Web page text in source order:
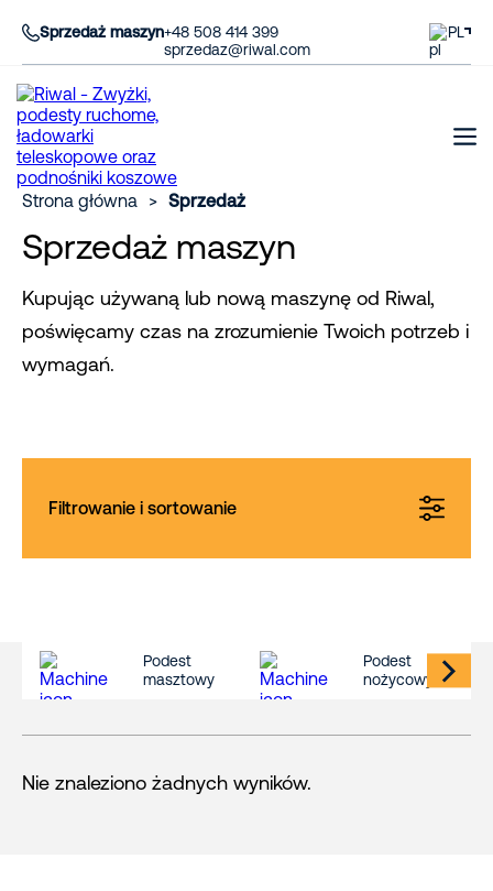
Sprzedaż maszyn+48 508 414 399
sprzedaz@riwal.com
PL
Strona główna > Sprzedaż
Sprzedaż maszyn
Kupując używaną lub nową maszynę od Riwal,
poświęcamy czas na zrozumienie Twoich potrzeb i
wymagań.
Filtrowanie i sortowanie
Podest
masztowy
Podest
nożycowy
Nie znaleziono żadnych wyników.